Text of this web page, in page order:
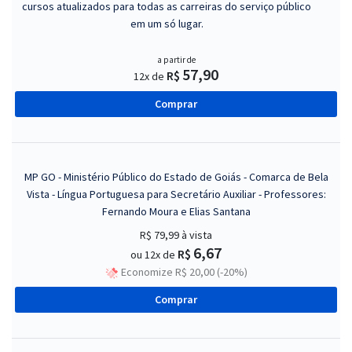
cursos atualizados para todas as carreiras do serviço público
em um só lugar.
a partir de
12x de R$ 57,90
Comprar
MP GO - Ministério Público do Estado de Goiás - Comarca de Bela
Vista - Língua Portuguesa para Secretário Auxiliar - Professores:
Fernando Moura e Elias Santana
R$ 79,99à vista
ou 12x de R$ 6,67
Economize R$ 20,00 (-20%)
Comprar